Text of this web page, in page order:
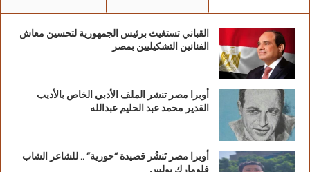
القباني تستغيث برئيس الجمهورية لتحسين معاش
الفنانين التشكيليين بمصر
أوبرا مصر تنشر الملف الأدبي الخاص بالأديب
القدير محمد عبد الحليم عبدالله
أوبرا مصر تَنشُر قصيدة “حورية” .. للشاعر الشاب